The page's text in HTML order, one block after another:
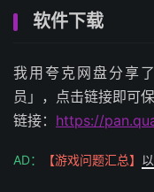
软件下载
我用夸克网盘分享
员」，点击链接即可保
链接： https://
AD： 【游戏问题汇总】